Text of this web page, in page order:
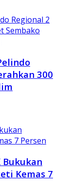
300
Bukukan
Kemas 7